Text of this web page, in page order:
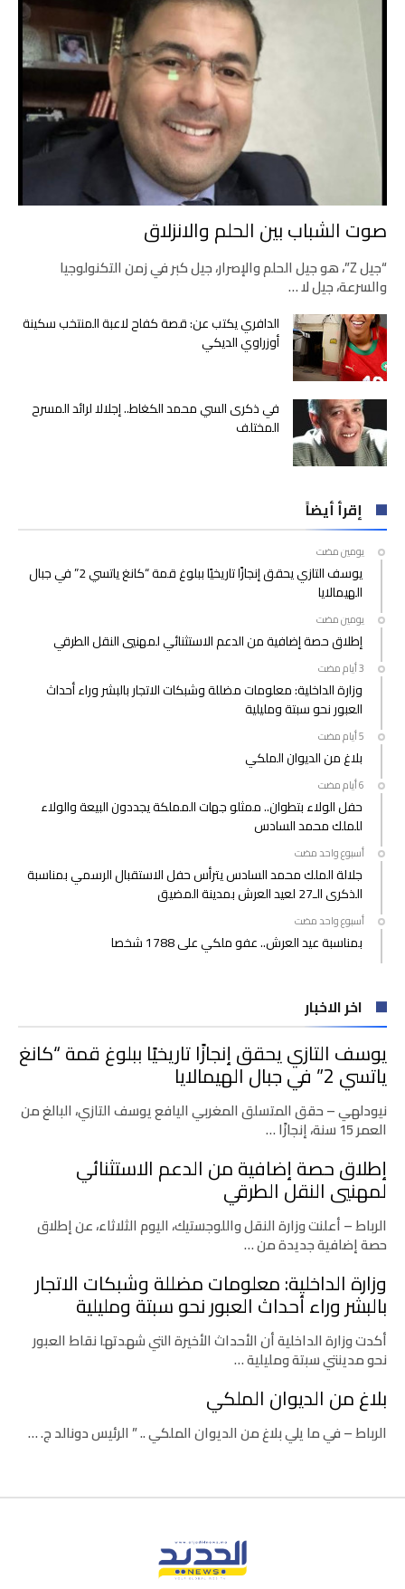
صوت الشباب بين الحلم والانزلاق
“جيل Z”، هو جيل الحلم والإصرار، جيل كبر في زمن التكنولوجيا
والسرعة، جيل لا …
الدافري يكتب عن: قصة كفاح لاعبة المنتخب سكينة
أوزراوي الديكي
في ذكرى السي محمد الكغاط.. إجلالا لرائد المسرح
المختلف
إقرأ أيضاً
‫‫‫‏‫يومين مضت‬
يوسف التازي يحقق إنجازًا تاريخيًا ببلوغ قمة “كانغ ياتسي 2” في جبال
الهيمالايا
‫‫‫‏‫يومين مضت‬
إطلاق حصة إضافية من الدعم الاستثنائي لمهنيي النقل الطرقي
وزارة الداخلية: معلومات مضللة وشبكات الاتجار بالبشر وراء أحداث
العبور نحو سبتة ومليلية
بلاغ من الديوان الملكي
حفل الولاء بتطوان.. ممثلو جهات المملكة يجددون البيعة والولاء
للملك محمد السادس
‫‫‫‏‫أسبوع واحد مضت‬
جلالة الملك محمد السادس يترأس حفل الاستقبال الرسمي بمناسبة
الذكرى الـ27 لعيد العرش بمدينة المضيق
‫‫‫‏‫أسبوع واحد مضت‬
بمناسبة عيد العرش.. عفو ملكي على 1788 شخصا
اخر الاخبار
يوسف التازي يحقق إنجازًا تاريخيًا ببلوغ قمة “كانغ
ياتسي 2” في جبال الهيمالايا
نيودلهي – حقق المتسلق المغربي اليافع يوسف التازي، البالغ من
العمر 15 سنة، إنجازًا …
إطلاق حصة إضافية من الدعم الاستثنائي
لمهنيي النقل الطرقي
الرباط – أعلنت وزارة النقل واللوجستيك، اليوم الثلاثاء، عن إطلاق
حصة إضافية جديدة من …
وزارة الداخلية: معلومات مضللة وشبكات الاتجار
بالبشر وراء أحداث العبور نحو سبتة ومليلية
أكدت وزارة الداخلية أن الأحداث الأخيرة التي شهدتها نقاط العبور
نحو مدينتي سبتة ومليلية …
بلاغ من الديوان الملكي
الرباط – في ما يلي بلاغ من الديوان الملكي .. ” الرئيس دونالد ج. …